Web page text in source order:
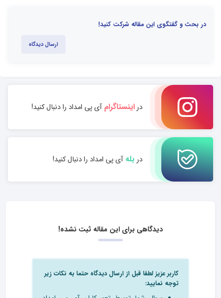
در بحث و گفتگوی این مقاله شرکت کنید!
ارسال دیدگاه
دراینستاگرامآی پی امداد را دنبال کنید!
در بلهآی پی امداد را دنبال کنید!
دیدگاهی برای این مقاله ثبت نشده!
کاربر عزیز لطفا قبل از ارسال دیدگاه حتما به نکات زیر
توجه نمایید: